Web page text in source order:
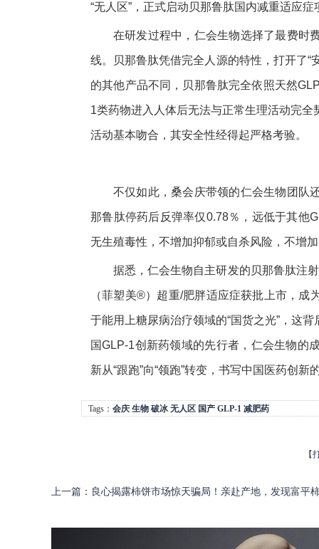
“无人区”，正式启动贝那鲁肽国内减重适应
在研发过程中，仁会生物选择了最费时
线。贝那鲁肽凭借完全人源的特性，打开了“
的其他产品不同，贝那鲁肽完全依照天然
1类药物进入人体后无法与正常生理活动完
活动基本吻合，其安全性经得起严格考验。
不仅如此，桑会庆带领的仁会生物团队
那鲁肽停药后反弹率仅0.78％，远低于其他
无生殖毒性，不增加抑郁或自杀风险，不增
据悉，仁会生物自主研发的贝那鲁肽注
（菲塑美®）超重/肥胖适应症获批 上市，成
于能用上糖尿病治疗领域的“国货之光”，这
国GLP-1创新药领域的先行者，仁会生物的
新从“跟跑”向“领跑”转变，书写中国医药创新
Tags： 会庆 生物 破冰 无人区 国产 GLP-1 减肥药
【
上一篇 ： 良心揭露柿饼市场惊天骗局！亲赴产地，发现富平